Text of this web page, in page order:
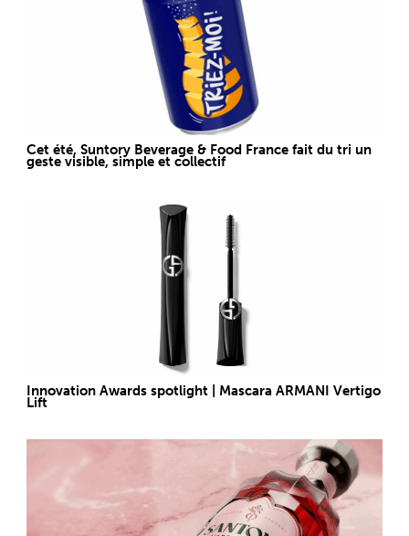
Cet été, Suntory Beverage & Food France fait du tri un
geste visible, simple et collectif
Innovation Awards spotlight | Mascara ARMANI Vertigo
Lift